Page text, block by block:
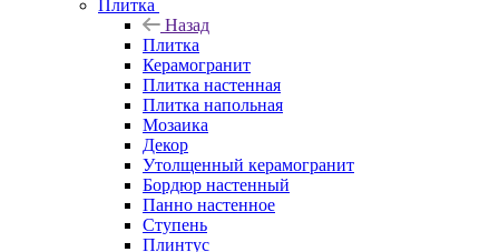
Плитка
Назад
Плитка
Керамогранит
Плитка настенная
Плитка напольная
Мозаика
Декор
Утолщенный керамогранит
Бордюр настенный
Панно настенное
Ступень
Плинтус